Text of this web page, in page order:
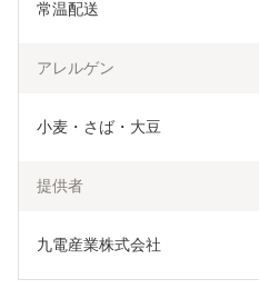
常温配送
アレルゲン
小麦・さば・大豆
提供者
九電産業株式会社